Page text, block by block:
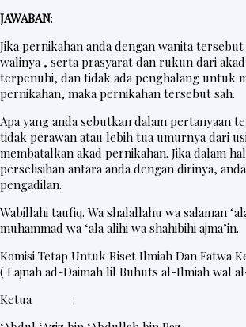
JAWABAN:
Jika pernikahan anda dengan wanita
walinya , serta prasyarat dan rukun dari
terpenuhi, dan tidak ada penghalang untuk
pernikahan, maka pernikahan tersebut sah.
Apa yang anda sebutkan dalam pertanyaan
tidak perawan atau lebih tua umurnya dari
membatalkan akad pernikahan. Jika dalam
perselisihan antara anda dengan dirinya,
pengadilan.
Wabillahi taufiq. Wa shalallahu wa salaman
muhammad wa ‘ala alihi wa shahibihi ajma’in.
Komisi Tetap Untuk Riset Ilmiah Dan Fatwa
( Lajnah ad-Daimah lil Buhuts al-Ilmiah wal
Ketua :